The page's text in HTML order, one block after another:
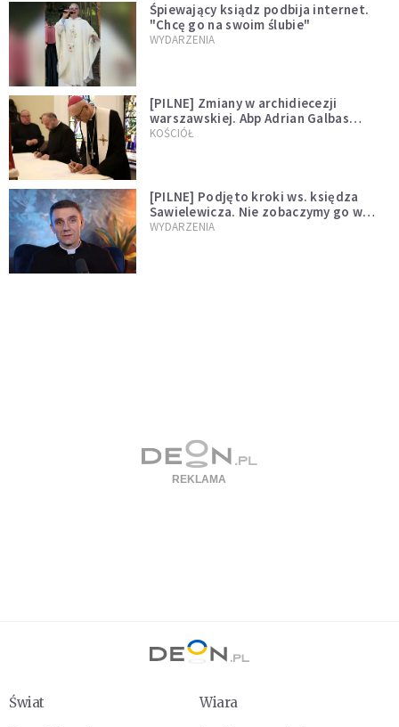
Śpiewający ksiądz podbija internet.
"Chcę go na swoim ślubie"
WYDARZENIA
[PILNE] Zmiany w archidiecezji
warszawskiej. Abp Adrian Galbas
wręczył dekrety nowym proboszczom
KOŚCIÓŁ
[PILNE] Podjęto kroki ws. księdza
Sawielewicza. Nie zobaczymy go w
mediach
WYDARZENIA
Świat
Wiara